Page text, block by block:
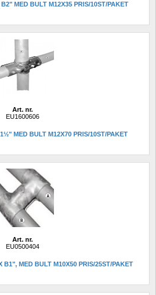
MED BULT M12X35 PRIS/10ST/PAKET
Art. nr.
EU1600606
MED BULT M12X70 PRIS/10ST/PAKET
Art. nr.
EU0500404
MED BULT M10X50 PRIS/25ST/PAKET